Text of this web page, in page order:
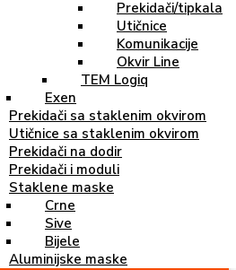
Prekidači/tipkala
Utičnice
Komunikacije
Okvir Line
TEM Logiq
Exen
Prekidači sa staklenim okvirom
Utičnice sa staklenim okvirom
Prekidači na dodir
Prekidači i moduli
Staklene maske
Crne
Sive
Bijele
Aluminijske maske